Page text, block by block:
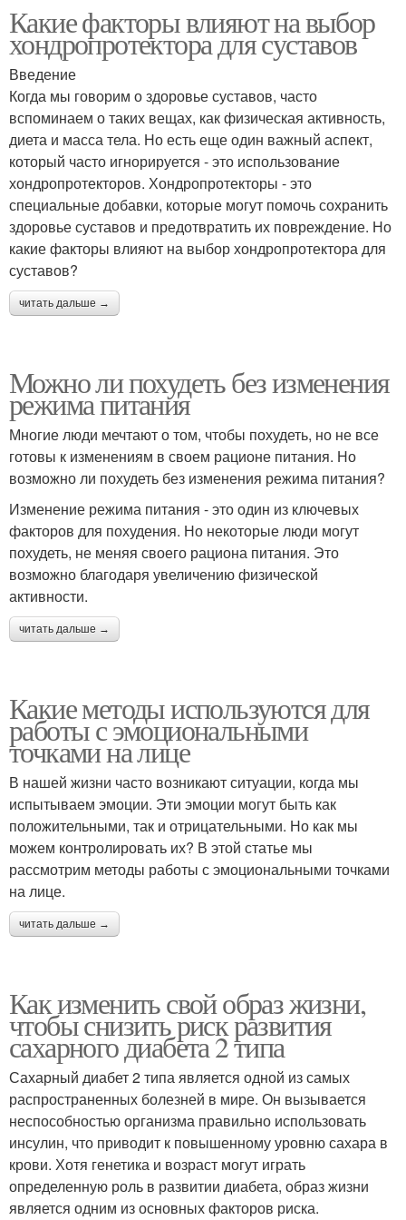
Какие факторы влияют на выбор
хондропротектора для суставов
Введение
Когда мы говорим о здоровье суставов, часто
вспоминаем о таких вещах, как физическая активность,
диета и масса тела. Но есть еще один важный аспект,
который часто игнорируется - это использование
хондропротекторов. Хондропротекторы - это
специальные добавки, которые могут помочь сохранить
здоровье суставов и предотвратить их повреждение. Но
какие факторы влияют на выбор хондропротектора для
суставов?
читать дальше →
Можно ли похудеть без изменения
режима питания
Многие люди мечтают о том, чтобы похудеть, но не все
готовы к изменениям в своем рационе питания. Но
возможно ли похудеть без изменения режима питания?
Изменение режима питания - это один из ключевых
факторов для похудения. Но некоторые люди могут
похудеть, не меняя своего рациона питания. Это
возможно благодаря увеличению физической
активности.
читать дальше →
Какие методы используются для
работы с эмоциональными
точками на лице
В нашей жизни часто возникают ситуации, когда мы
испытываем эмоции. Эти эмоции могут быть как
положительными, так и отрицательными. Но как мы
можем контролировать их? В этой статье мы
рассмотрим методы работы с эмоциональными точками
на лице.
читать дальше →
Как изменить свой образ жизни,
чтобы снизить риск развития
сахарного диабета 2 типа
Сахарный диабет 2 типа является одной из самых
распространенных болезней в мире. Он вызывается
неспособностью организма правильно использовать
инсулин, что приводит к повышенному уровню сахара в
крови. Хотя генетика и возраст могут играть
определенную роль в развитии диабета, образ жизни
является одним из основных факторов риска.